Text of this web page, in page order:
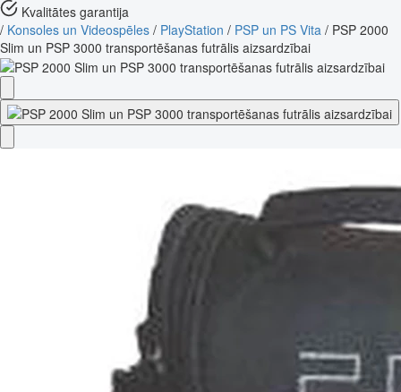
Kvalitātes garantija
/ Konsoles un Videospēles / PlayStation / PSP un PS Vita / PSP 2000
Slim un PSP 3000 transportēšanas futrālis aizsardzībai